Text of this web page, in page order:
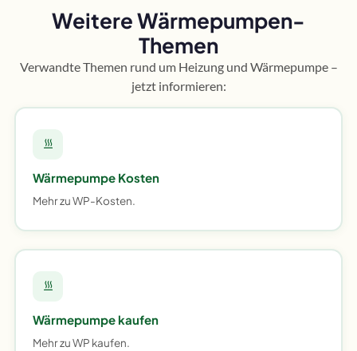
Weitere Wärmepumpen-
Themen
Verwandte Themen rund um Heizung und Wärmepumpe –
jetzt informieren:
Wärmepumpe Kosten
Mehr zu WP-Kosten.
Wärmepumpe kaufen
Mehr zu WP kaufen.